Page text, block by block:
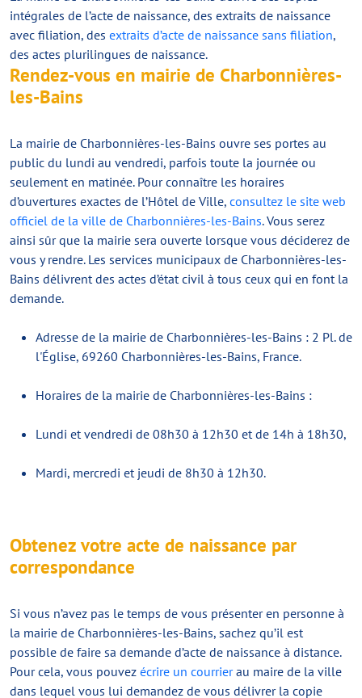
intégrales de l’acte de naissance, des extraits de naissance
avec filiation, des extraits d’acte de naissance sans filiation,
des actes plurilingues de naissance.
Rendez-vous en mairie de Charbonnières-
les-Bains
La mairie de Charbonnières-les-Bains ouvre ses portes au
public du lundi au vendredi, parfois toute la journée ou
seulement en matinée. Pour connaître les horaires
d’ouvertures exactes de l’Hôtel de Ville, consultez le site web
officiel de la ville de Charbonnières-les-Bains. Vous serez
ainsi sûr que la mairie sera ouverte lorsque vous déciderez de
vous y rendre. Les services municipaux de Charbonnières-les-
Bains délivrent des actes d’état civil à tous ceux qui en font la
demande.
Adresse de la mairie de Charbonnières-les-Bains : 2 Pl. de
l'Église, 69260 Charbonnières-les-Bains, France.
Horaires de la mairie de Charbonnières-les-Bains :
Lundi et vendredi de 08h30 à 12h30 et de 14h à 18h30,
Mardi, mercredi et jeudi de 8h30 à 12h30.
Obtenez votre acte de naissance par
correspondance
Si vous n’avez pas le temps de vous présenter en personne à
la mairie de Charbonnières-les-Bains, sachez qu’il est
possible de faire sa demande d’acte de naissance à distance.
Pour cela, vous pouvez écrire un courrierau maire de la ville
dans lequel vous lui demandez de vous délivrer la copie